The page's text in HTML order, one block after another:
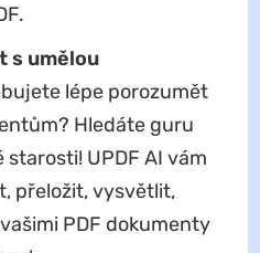
s umělou
lépe porozumět
Hledáte guru
UPDF AI vám
přeložit, vysvětlit,
PDF dokumenty